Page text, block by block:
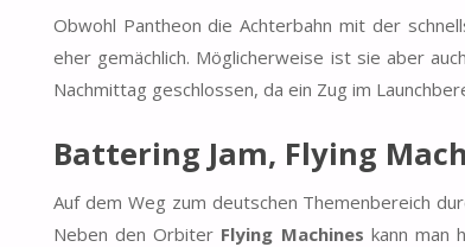
Obwohl Pantheon die Achterbahn mit der
eher gemächlich. Möglicherweise ist sie aber
Nachmittag geschlossen, da ein Zug im
Battering Jam, Flying
Auf dem Weg zum deutschen Themenbereich
Neben den Orbiter Flying Machines kann man